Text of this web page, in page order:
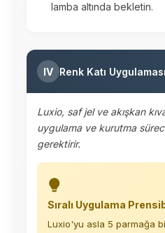
lamba altında bekletin.
IV Renk Katı Uygulaması
Luxio, saf jel ve akışkan
uygulama ve kurutma
gerektirir.
Sıralı Uygulama
Luxio'yu asla 5 parmağa